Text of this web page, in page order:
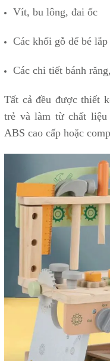
Vít, bu lông, đai ốc
Các khối gỗ để bé
Các chi tiết bánh
Tất cả đều được thiết
trẻ và làm từ chất
ABS cao cấp hoặc